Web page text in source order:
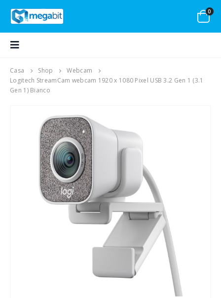
0
Casa Shop
Webcam
Logitech StreamCam webcam 1920 x 1080 Pixel USB 3.2 Gen 1 (3.1
Gen 1) Bianco